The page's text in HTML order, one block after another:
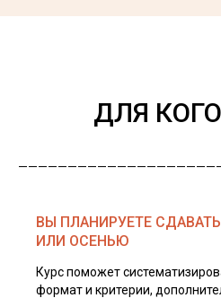
ДЛЯ
ВЫ ПЛАНИРУЕТЕ СДАВАТЬ
ИЛИ ОСЕНЬЮ
Курс поможет
формат и критерии,